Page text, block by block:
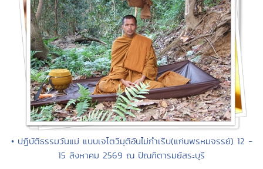
• ปฏิบัติธรรมวันแม่ แบบเจโตวิมุติอันไม่กำเริบ(แก่นพรหมจรรย์) 12 -
15 สิงหาคม 2569 ณ ปัณฑิตารมย์สระบุรี